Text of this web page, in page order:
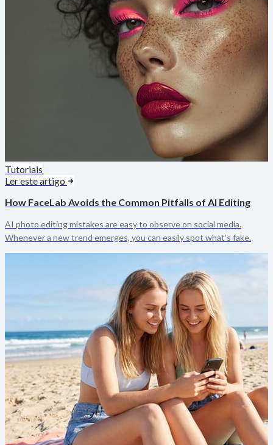
Tutoriais
Ler este artigo
How FaceLab Avoids the Common Pitfalls of AI Editing
AI photo editing mistakes are easy to observe on social media.
Whenever a new trend emerges, you can easily spot what's fake.